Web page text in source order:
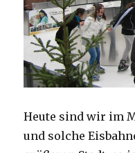
Heute sind wir im
und solche